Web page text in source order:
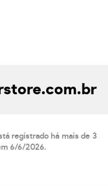
registrado há mais de 3
6/6/2026.